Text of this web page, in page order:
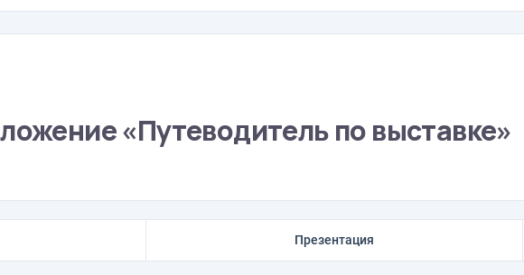
«Путеводитель по выставке»
Презентация